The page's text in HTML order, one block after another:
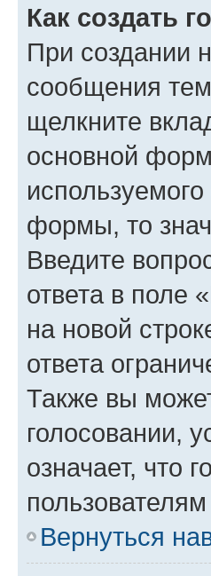
Как создать
При создании
сообщения
щелкните
основной
формы, то
Введите
ответа в поле
на новой
ответа
Также вы
голосовании,
означает, что
Вернуться